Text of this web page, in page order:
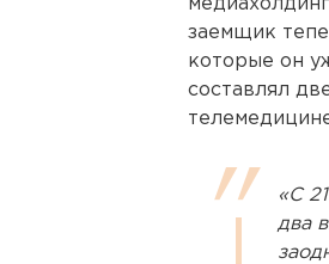
заемщик
которые он
составлял
«С
два